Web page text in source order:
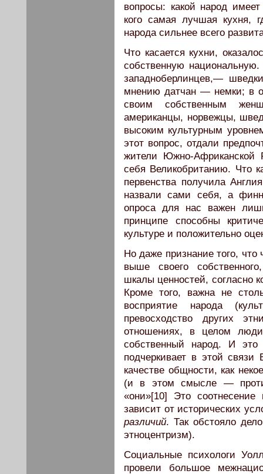
вопросы: какой народ
кого самая лучшая кухня,
народа сильнее всего
Что касается кухни,
собственную
западноберлинцев,—
мнению датчан — немки; в
своим собственным
американцы, норвежцы,
высоким культурным
этот вопрос, отдали
жители Южно-Африканской
себя Великобританию. Что
первенства получила
назвали сами себя, а
опроса для нас важен
принципе способны
культуре и положительно
Но даже признание того,
выше своего
шкалы ценностей, согласно
Кроме того, важна не
восприятие народа
превосходство других
отношениях, в целом
собственный народ. И это
подчеркивает в этой
качестве общности, как
(и в этом смысле —
«они»[10] Это соотнесение
зависит от исторических
различий. Так обстояло
этноцентризм).
Социальные психологи
провели большое